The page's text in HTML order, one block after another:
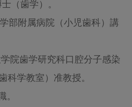
（歯学）。
部附属病院（小児歯科）講
院歯学研究科口腔分子感染
科学教室）准教授。
。